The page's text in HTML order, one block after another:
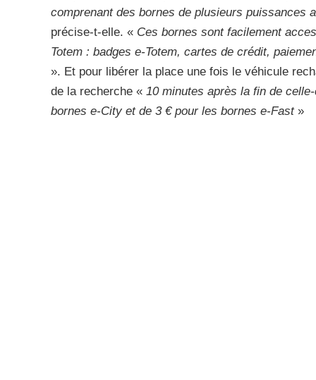
comprenant des bornes de plusieurs puissances
précise-t-elle. « Ces bornes sont facilement
Totem : badges e-Totem, cartes de crédit,
». Et pour libérer la place une fois le véhicule
de la recherche « 10 minutes après la fin de
bornes e-City et de 3 € pour les bornes e-Fast »